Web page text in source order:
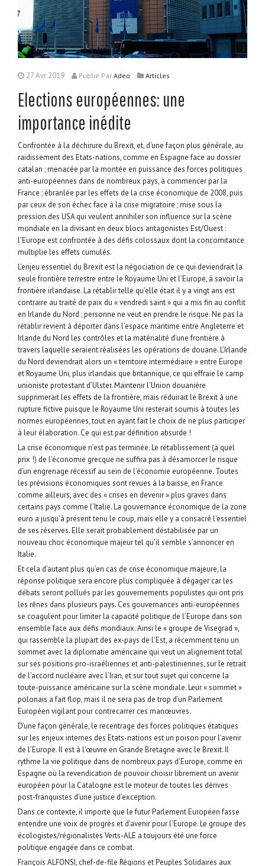
27 Avr 2019 Publié Par Adeo Articles
Elections européennes: une
importance inédite
Confrontée à la déchirure du Brexit, et, d’une façon plus générale, au
raidissement des Etats-nations, comme en Espagne face au dossier
catalan ; menacée par la montée en puissance des forces politiques
anti-européennes dans de nombreux pays, à commencer par la
France ; ébranlée par les effets de la crise économique de 2008, puis
par ceux de son échec face à la crise migratoire ; mise sous la
pression des USA qui veulent annihiler son influence sur la scène
mondiale en la divisant en deux blocs antagonistes Est/Ouest :
l’Europe est confrontée à des défis colossaux dont la concomitance
multiplie les effets cumulés.
L’enjeu essentiel du Brexit est la négociation de ce qui deviendrait la
seule frontière terrestre entre le Royaume Uni et l’Europe, à savoir la
frontière irlandaise. La rétablir telle qu’elle était il y a vingt ans est
contraire au traité de paix du « vendredi saint » qui a mis fin au conflit
en Irlande du Nord ; personne ne veut en prendre le risque. Ne pas la
rétablir revient à déporter dans l’espace maritime entre Angleterre et
Irlande du Nord les contrôles et la matérialité d’une frontière à
travers laquelle seraient réalisées les opérations de douane. L’Irlande
du Nord deviendrait alors un « territoire intermédiaire » entre Europe
et Royaume Uni, plus irlandais que britannique, ce qui effraie le camp
unioniste protestant d’Ulster. Maintenir l’Union douanière
supprimerait les effets de la frontière, mais réduirait le Brexit à une
rupture fictive puisque le Royaume Uni resterait soumis à toutes les
normes européennes, tout en ayant fait le choix de ne plus participer
à leur élaboration. Ce qui est par définition absurde !
La crise économique n’est pas terminée. Le rétablissement (à quel
prix !) de l’économie grecque ne suffira pas à désamorcer le risque
d’un engrenage récessif au sein de l’économie européenne. Toutes
les prévisions économiques sont revues à la baisse, en France
comme ailleurs, avec des « crises en devenir » plus graves dans
certains pays comme l’Italie. La gouvernance économique de la zone
euro a jusqu’à présent tenu le coup, mais elle y a consacré l’essentiel
de ses réserves. Elle serait probablement déstabilisée par un
nouveau choc économique majeur tel qu’il semble s’annoncer en
Italie.
Et cela d’autant plus qu’en cas de crise économique majeure, la
réponse politique sera encore plus compliquée à dégager car les
débats seront pollués par les gouvernements populistes qui ont pris
les rênes dans plusieurs pays. Ces gouvernances anti-européennes
se coagulent pour limiter la capacité politique de l’Europe dans son
ensemble face aux défis mondiaux. Ainsi le « groupe de Visegrad »,
qui rassemble la plupart des ex-pays de l’Est, a récemment tenu un
sommet avec la diplomatie américaine qui veut un alignement total
sur ses positions pro-israéliennes et anti-palestiniennes, sur le retrait
de l’accord nucléaire avec l’Iran, et sur tout sujet qui concerne la
toute-puissance américaine sur la scène mondiale. Leur « sommet »
polonais a fait flop, mais il ne sera pas de trop d’un Parlement
Européen vigilant pour contrecarrer ces manœuvres.
D’une façon générale, le recentrage des forces politiques étatiques
sur les enjeux internes des Etats-nations est un poison pour l’avenir
de l’Europe. Il est à l’œuvre en Grande Bretagne avec le Brexit. Il
rythme la vie politique dans de nombreux pays d’Europe, comme en
Espagne où la revendication de pouvoir choisir librement un avenir
européen pour la Catalogne est le moteur de toutes les dérives
post-franquistes d’une justice d’exception.
Dans ce contexte, il importe que le futur Parlement Européen fasse
entendre une voix de progrès et d’avenir pour l’Europe. Le groupe des
écologistes/régionalistes Verts-ALE a toujours été une force
politique engagée dans ce combat.
François ALFONSI, chef-de-file Régions et Peuples Solidaires aux